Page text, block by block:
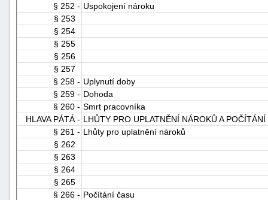
§ 252 - Uspokojení nároku
§ 253
§ 254
§ 255
§ 256
§ 257
§ 258 - Uplynutí doby
§ 259 - Dohoda
§ 260 - Smrt pracovníka
HLAVA PÁTÁ - LHŮTY PRO UPLATNĚNÍ NÁROKŮ A POČÍTÁNÍ
§ 261 - Lhůty pro uplatnění nároků
§ 262
§ 263
§ 264
§ 265
§ 266 - Počítání času